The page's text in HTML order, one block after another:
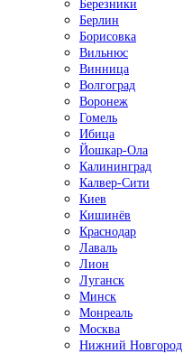
Березники
Берлин
Борисовка
Вильнюс
Винница
Волгоград
Воронеж
Гомель
Ибица
Йошкар-Ола
Калининград
Калвер-Сити
Киев
Кишинёв
Краснодар
Лаваль
Лион
Луганск
Минск
Монреаль
Москва
Нижний Новгород